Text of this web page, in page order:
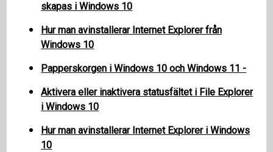
skapas i Windows 10
Hur man avinstallerar Internet Explorer från
Windows 10
Papperskorgen i Windows 10 och Windows 11 -
Aktivera eller inaktivera statusfältet i File Explorer
i Windows 10
Hur man avinstallerar Internet Explorer i Windows
10